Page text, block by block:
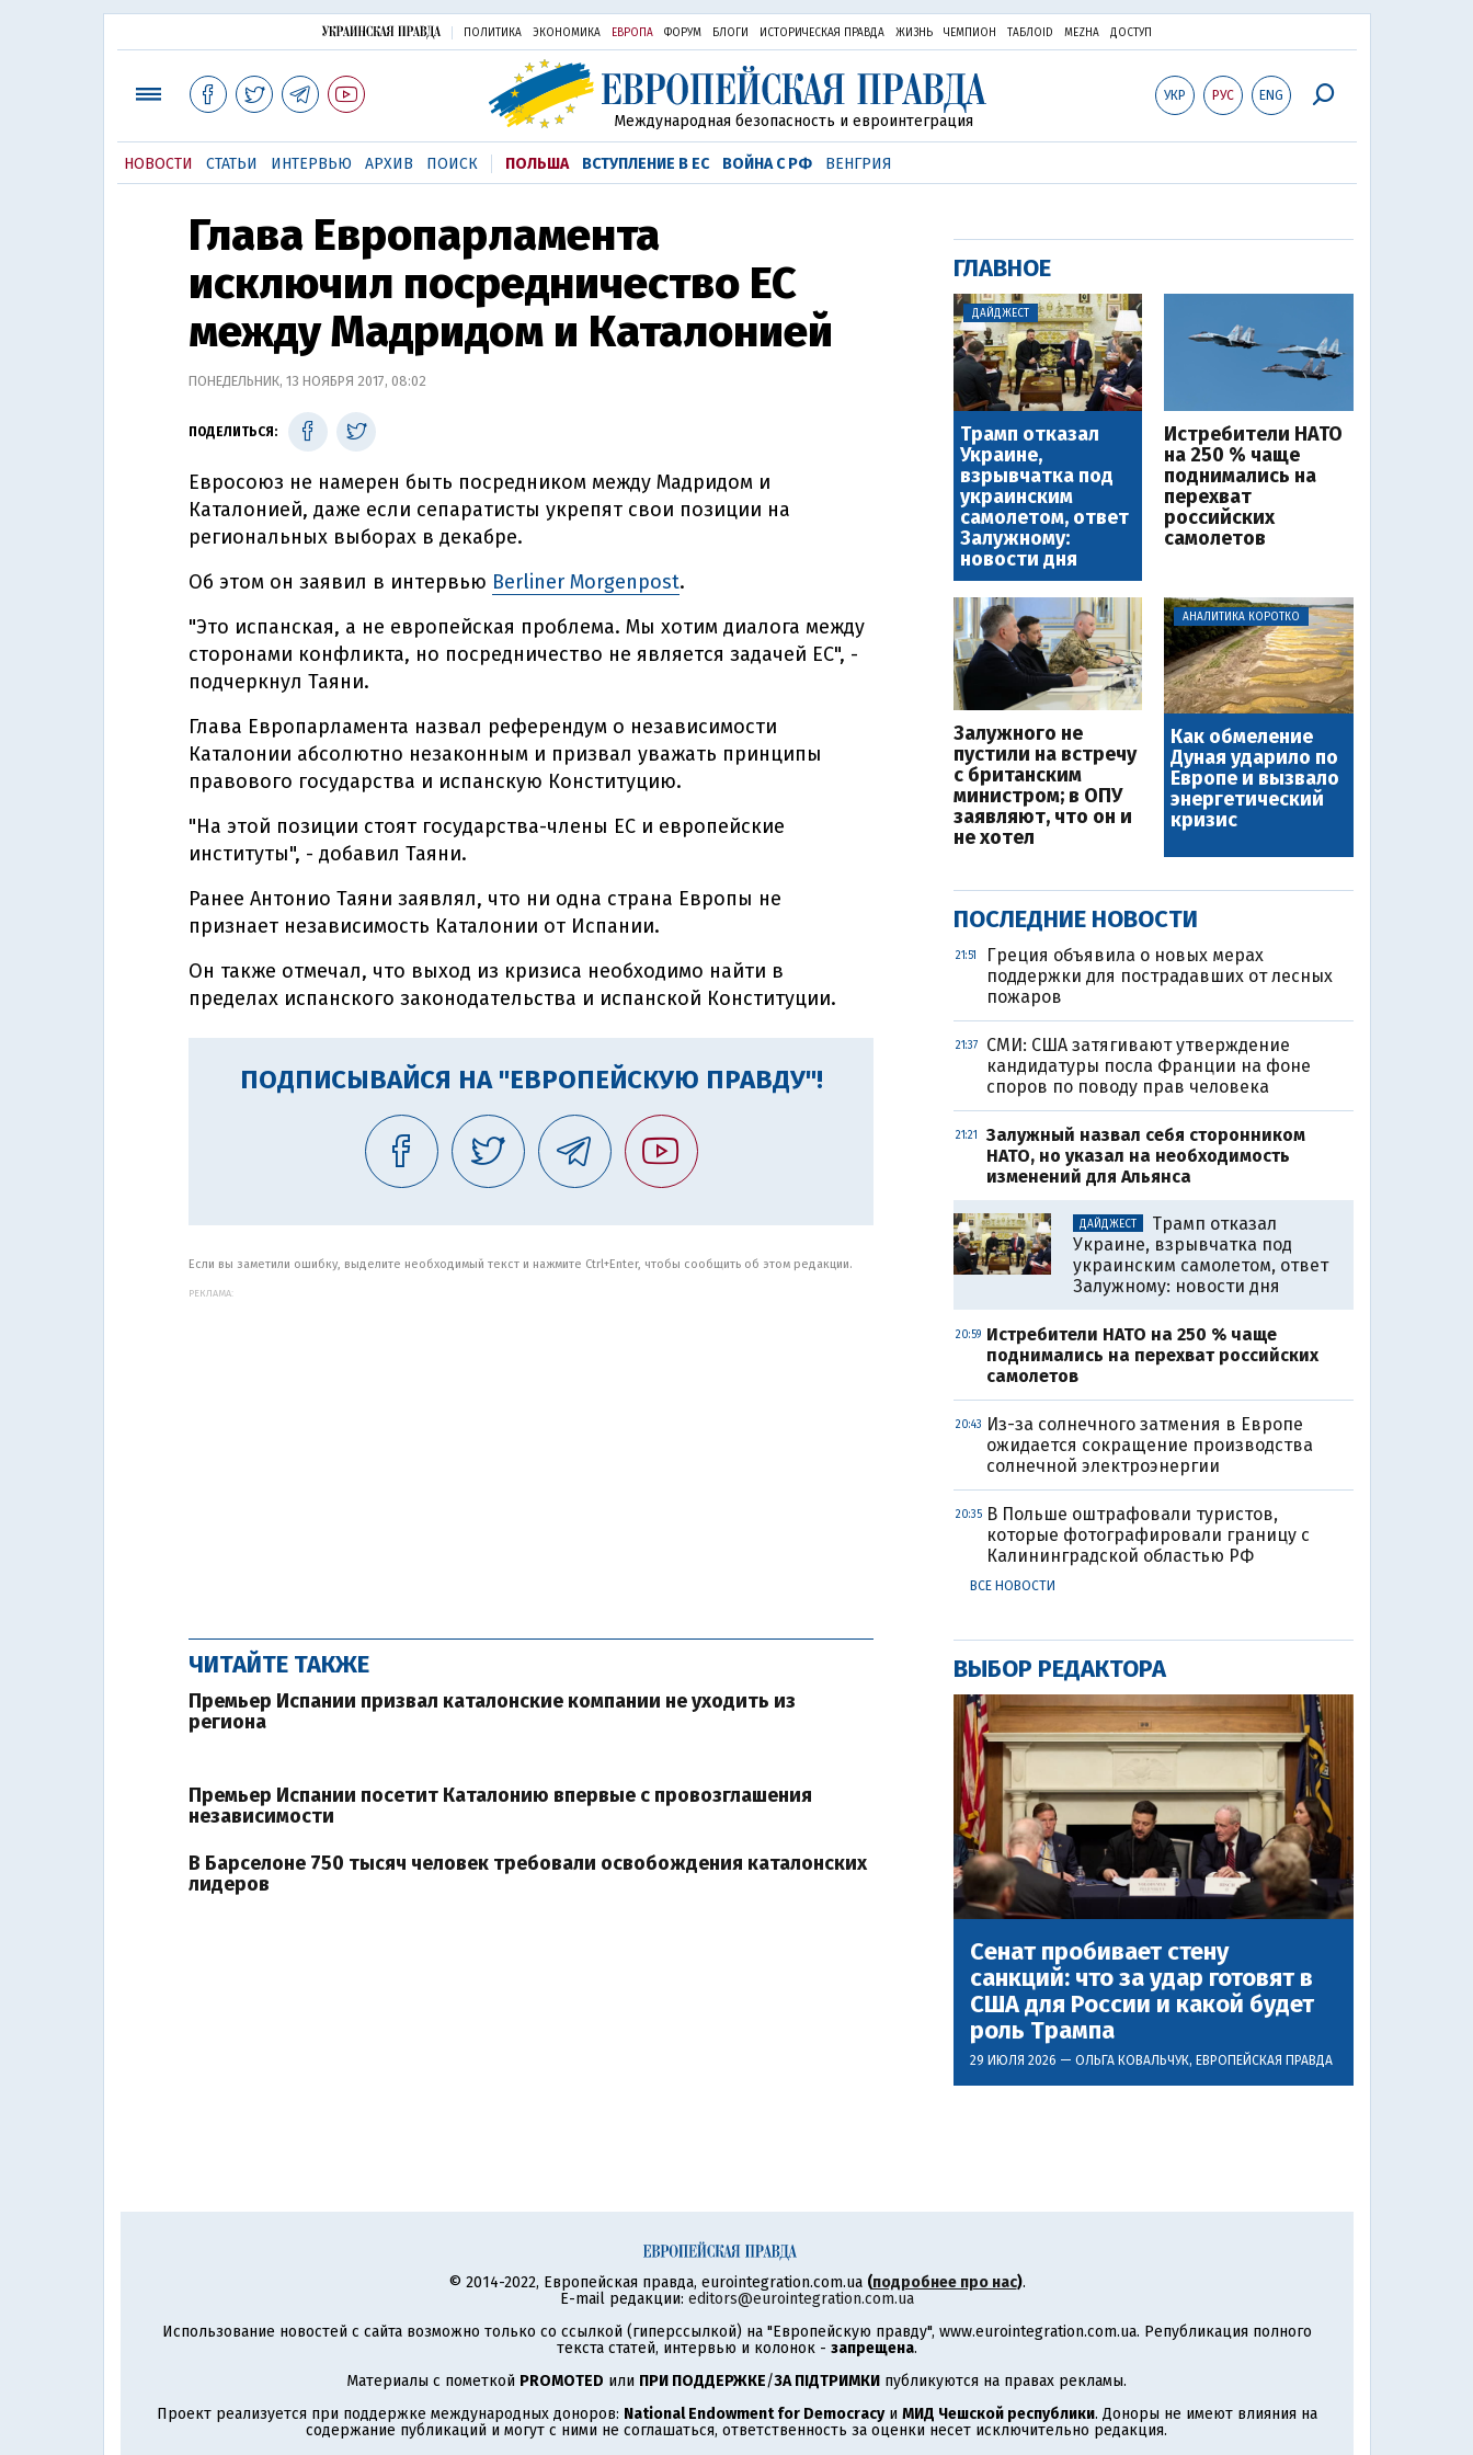
ПОЛИТИКА ЭКОНОМИКА ЕВРОПА ФОРУМ БЛОГИ ИСТОРИЧЕСКАЯ ПРАВДА ЖИЗНЬ ЧЕМПИОН ТАБЛОID MEZHA ДОСТУП
УКР РУС ENG
Международная безопасность и евроинтеграция
НОВОСТИ СТАТЬИ ИНТЕРВЬЮ АРХИВ ПОИСК ПОЛЬША ВСТУПЛЕНИЕ В ЕС ВОЙНА С РФ ВЕНГРИЯ
Глава Европарламента
исключил посредничество ЕС
между Мадридом и Каталонией
ПОНЕДЕЛЬНИК, 13 НОЯБРЯ 2017, 08:02
ПОДЕЛИТЬСЯ:
Евросоюз не намерен быть посредником между Мадридом и
Каталонией, даже если сепаратисты укрепят свои позиции на
региональных выборах в декабре.
Об этом он заявил в интервью Berliner Morgenpost.
"Это испанская, а не европейская проблема. Мы хотим диалога между
сторонами конфликта, но посредничество не является задачей ЕС", -
подчеркнул Таяни.
Глава Европарламента назвал референдум о независимости
Каталонии абсолютно незаконным и призвал уважать принципы
правового государства и испанскую Конституцию.
"На этой позиции стоят государства-члены ЕС и европейские
институты", - добавил Таяни.
Ранее Антонио Таяни заявлял, что ни одна страна Европы не
признает независимость Каталонии от Испании.
Он также отмечал, что выход из кризиса необходимо найти в
пределах испанского законодательства и испанской Конституции.
ПОДПИСЫВАЙСЯ НА "ЕВРОПЕЙСКУЮ ПРАВДУ"!
Если вы заметили ошибку, выделите необходимый текст и нажмите Ctrl+Enter, чтобы сообщить об этом редакции.
РЕКЛАМА:
ЧИТАЙТЕ ТАКЖЕ
Премьер Испании призвал каталонские компании не уходить из
региона
Премьер Испании посетит Каталонию впервые с провозглашения
независимости
В Барселоне 750 тысяч человек требовали освобождения каталонских
лидеров
ГЛАВНОЕ
ДАЙДЖЕСТ
Трамп отказал
Украине,
взрывчатка под
украинским
самолетом, ответ
Залужному:
новости дня
Истребители НАТО
на 250 % чаще
поднимались на
перехват
российских
самолетов
Залужного не
пустили на встречу
с британским
министром; в ОПУ
заявляют, что он и
не хотел
АНАЛИТИКА КОРОТКО
Как обмеление
Дуная ударило по
Европе и вызвало
энергетический
кризис
ПОСЛЕДНИЕ НОВОСТИ
21:51
Греция объявила о новых мерах
поддержки для пострадавших от лесных
пожаров
21:37
СМИ: США затягивают утверждение
кандидатуры посла Франции на фоне
споров по поводу прав человека
21:21
Залужный назвал себя сторонником
НАТО, но указал на необходимость
изменений для Альянса
ДАЙДЖЕСТ
Трамп отказал
Украине, взрывчатка под
украинским самолетом, ответ
Залужному: новости дня
20:59 Истребители НАТО на 250 % чаще
поднимались на перехват российских
самолетов
20:43 Из-за солнечного затмения в Европе
ожидается сокращение производства
солнечной электроэнергии
20:35 В Польше оштрафовали туристов,
которые фотографировали границу с
Калининградской областью РФ
ВСЕ НОВОСТИ
ВЫБОР РЕДАКТОРА
Сенат пробивает стену
санкций: что за удар готовят в
США для России и какой будет
роль Трампа
29 ИЮЛЯ 2026 — ОЛЬГА КОВАЛЬЧУК, ЕВРОПЕЙСКАЯ ПРАВДА
© 2014-2022, Европейская правда, eurointegration.com.ua (подробнее про нас).
E-mail редакции: editors@eurointegration.com.ua
Использование новостей с сайта возможно только со ссылкой (гиперссылкой) на "Европейскую правду", www.eurointegration.com.ua. Републикация полного
текста статей, интервью и колонок - запрещена.
Материалы с пометкой PROMOTED или ПРИ ПОДДЕРЖКЕ/ЗА ПІДТРИМКИ публикуются на правах рекламы.
Проект реализуется при поддержке международных доноров: National Endowment for Democracyи МИД Чешской республики. Доноры не имеют влияния на
содержание публикаций и могут с ними не соглашаться, ответственность за оценки несет исключительно редакция.